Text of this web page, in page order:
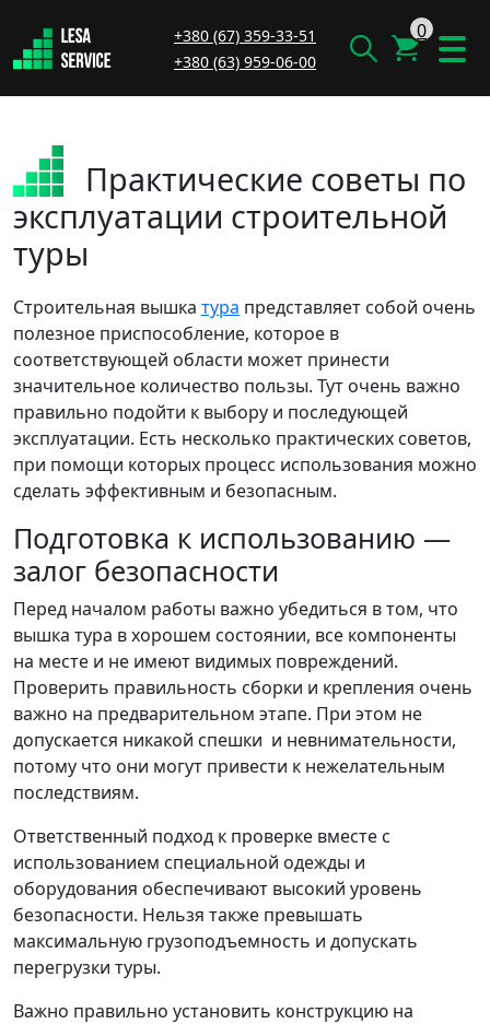
+380 (67) 359-33-51
+380 (63) 959-06-00
0
Практические советы по
эксплуатации строительной
туры
Строительная вышка тура представляет собой очень
полезное приспособление, которое в
соответствующей области может принести
значительное количество пользы. Тут очень важно
правильно подойти к выбору и последующей
эксплуатации. Есть несколько практических советов,
при помощи которых процесс использования можно
сделать эффективным и безопасным.
Подготовка к использованию —
залог безопасности
Перед началом работы важно убедиться в том, что
вышка тура в хорошем состоянии, все компоненты
на месте и не имеют видимых повреждений.
Проверить правильность сборки и крепления очень
важно на предварительном этапе. При этом не
допускается никакой спешки и невнимательности,
потому что они могут привести к нежелательным
последствиям.
Ответственный подход к проверке вместе с
использованием специальной одежды и
оборудования обеспечивают высокий уровень
безопасности. Нельзя также превышать
максимальную грузоподъемность и допускать
перегрузки туры.
Важно правильно установить конструкцию на